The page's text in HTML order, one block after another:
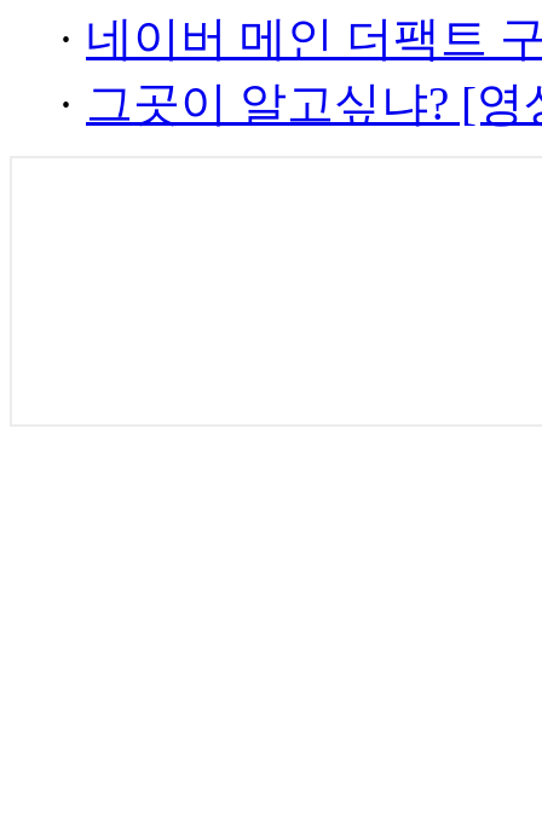
· 네이버 메인 더팩트
· 그곳이 알고싶냐? [